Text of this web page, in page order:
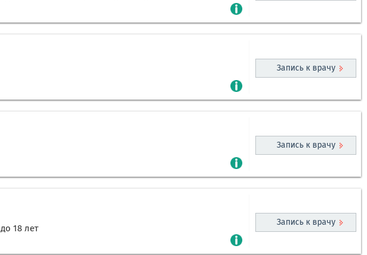
Запись к врачу
Запись к врачу
18 лет
Запись к врачу